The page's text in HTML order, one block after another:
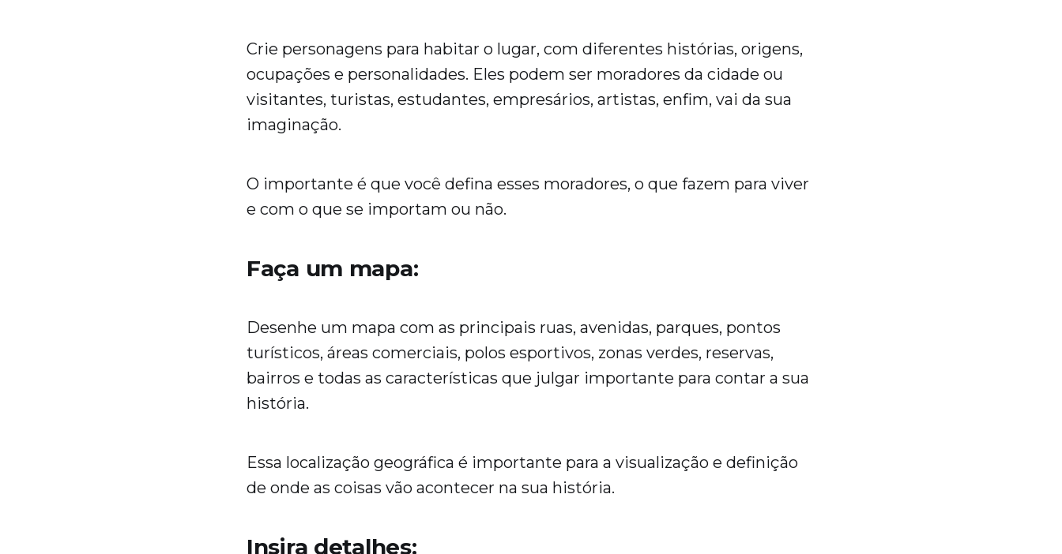
Crie personagens para habitar o lugar, com diferentes histórias, origens,
ocupações e personalidades. Eles podem ser moradores da cidade ou
visitantes, turistas, estudantes, empresários, artistas, enfim, vai da sua
imaginação.
O importante é que você defina esses moradores, o que fazem para viver
e com o que se importam ou não.
Faça um mapa:
Desenhe um mapa com as principais ruas, avenidas, parques, pontos
turísticos, áreas comerciais, polos esportivos, zonas verdes, reservas,
bairros e todas as características que julgar importante para contar a sua
história.
Essa localização geográfica é importante para a visualização e definição
de onde as coisas vão acontecer na sua história.
Insira detalhes: